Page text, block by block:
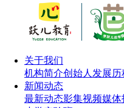
关于我们
机构简介创始人 发展历
新闻动态
最新动态影集视频媒体